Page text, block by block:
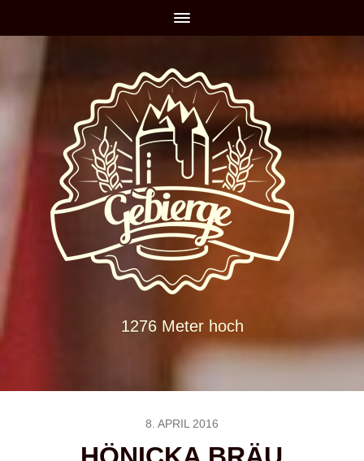
1276 Meter hoch
8. APRIL 2016